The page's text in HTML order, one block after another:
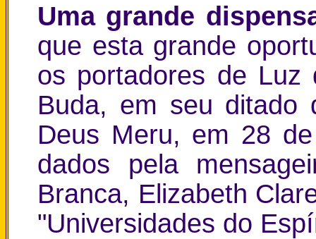
Uma grande
que esta grande
os portadores de Luz
Buda, em seu ditado
Deus Meru, em 28
dados pela
Branca, Elizabeth
"Universidades do